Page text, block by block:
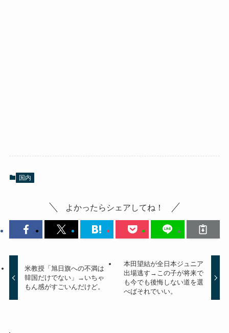
国内
よかったらシェアしてね！
米教授「旭日旗への不満は
韓国だけでない」→いちゃ
もん感がすごいんだけど。
本田望結が全日本ジュニア
出場逃す→この子が将来で
も今でも後悔しない道を選
べばそれでいい。